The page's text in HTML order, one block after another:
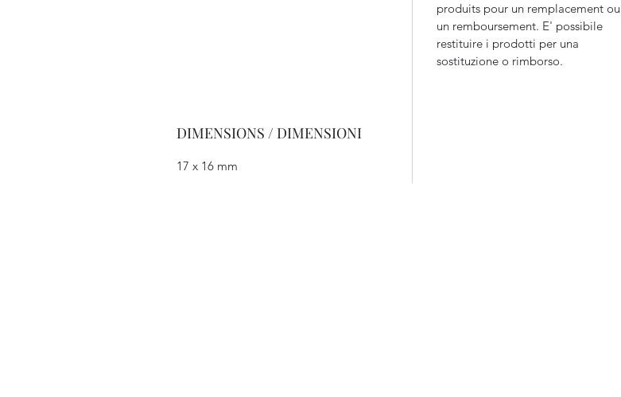
produits pour un remplacement ou
un remboursement. E' possibile
restituire i prodotti per una
sostituzione o rimborso.
DIMENSIONS / DIMENSIONI
17 x 16 mm